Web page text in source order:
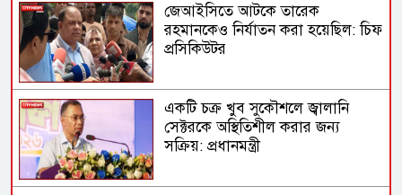
জেআইসিতে আটকে তারেক
রহমানকেও নির্যাতন করা হয়েছিল: চিফ
প্রসিকিউটর
একটি চক্র খুব সুকৌশলে জ্বালানি
সেক্টরকে অস্থিতিশীল করার জন্য
সক্রিয়: প্রধানমন্ত্রী